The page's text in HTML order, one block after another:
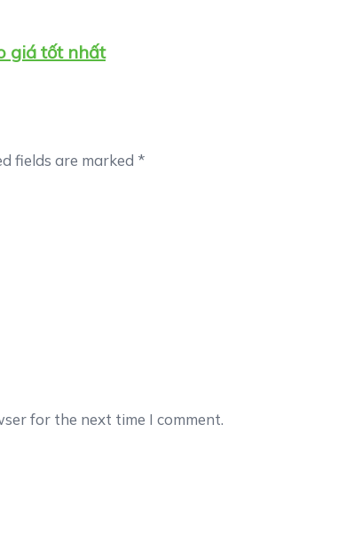
giá tốt nhất
fields are marked *
for the next time I comment.